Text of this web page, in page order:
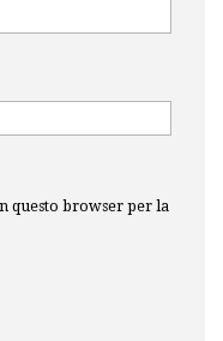
questo browser per la